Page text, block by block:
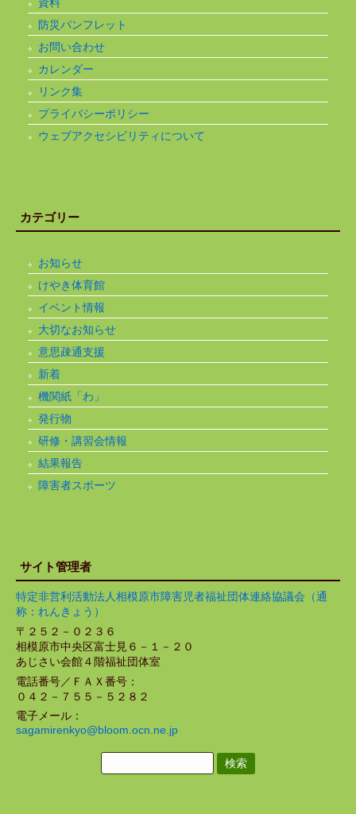
防災パンフレット
お問い合わせ
カレンダー
リンク集
プライバシーポリシー
ウェブアクセシビリティについて
カテゴリー
お知らせ
けやき体育館
イベント情報
大切なお知らせ
意思疎通支援
新着
機関紙「わ」
発行物
研修・講習会情報
結果報告
障害者スポーツ
サイト管理者
特定非営利活動法人相模原市障害児者福祉団体連絡協議会（通
称：れんきょう）
〒２５２－０２３６
相模原市中央区富士見６－１－２０
あじさい会館４階福祉団体室
電話番号／ＦＡＸ番号：
０４２－７５５－５２８２
電子メール：
sagamirenkyo@bloom.ocn.ne.jp
検
索: